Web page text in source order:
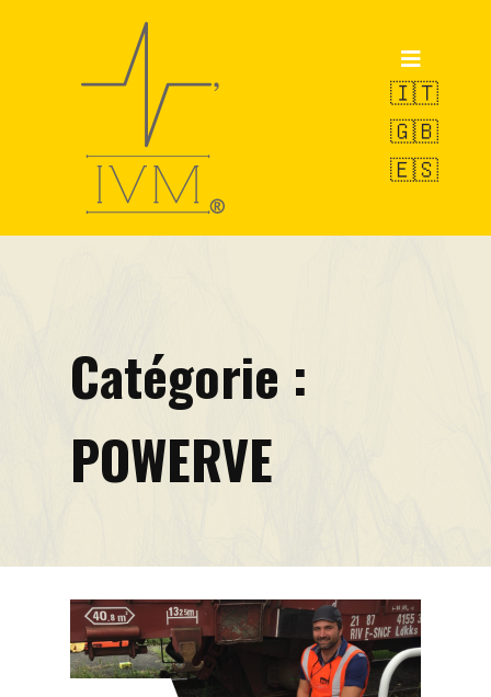
OCTOPUS
VAMS-UBM
Pilules techniques
Événements
🇮🇹
🇬🇧
🇪🇸
Catégorie :
POWERVE